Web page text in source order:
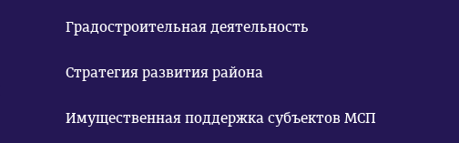
Градостроительная деятельность
Стратегия развития района
Имущественная поддержка субъектов МСП